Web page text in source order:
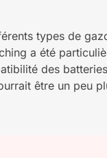
types de
a été
des batteries
être un peu